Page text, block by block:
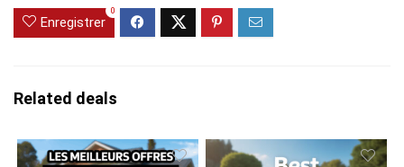
Enregistrer
0
Related deals